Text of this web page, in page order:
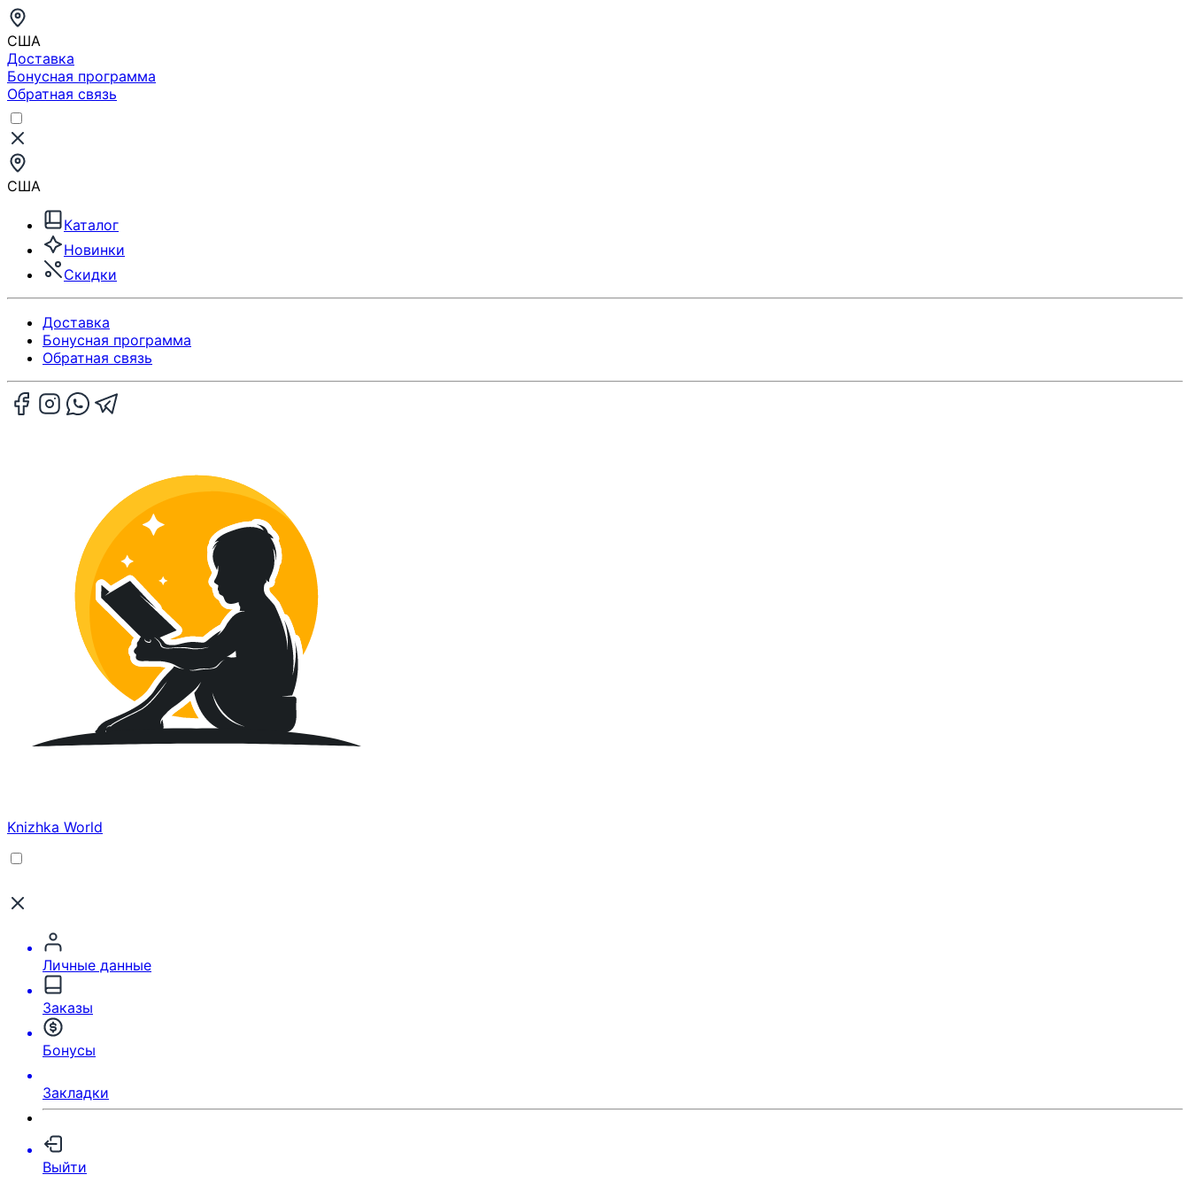
США
Доставка
Бонусная программа
Обратная связь
США
Каталог
Новинки
Скидки
Доставка
Бонусная программа
Обратная связь
Knizhka World
Личные данные
Заказы
Бонусы
Закладки
Выйти